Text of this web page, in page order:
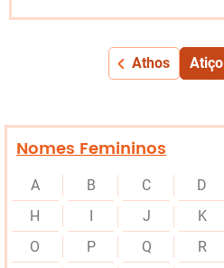
Athos Atiço
Nomes Femininos
A B C D
H
J K
O
P Q R